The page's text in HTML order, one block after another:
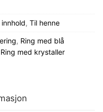
, Til henne
, Ring med blå
Ring med krystaller